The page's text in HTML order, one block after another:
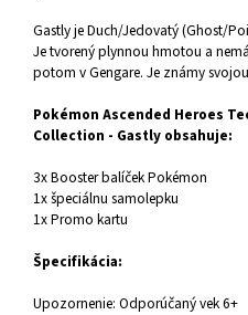
Gastly je Duch/Jedovatý (Ghost/
Je tvorený plynnou hmotou a
potom v Gengare. Je známy
Pokémon Ascended Heroes
Collection - Gastly obsahuje:
3x Booster balíček Pokémon
1x špeciálnu samolepku
1x Promo kartu
Špecifikácia:
Upozornenie: Odporúčaný vek 6+